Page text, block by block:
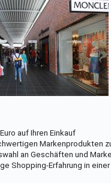
auf Ihren Einkauf
Markenprodukten
an Geschäften und
Shopping-Erfahrung in